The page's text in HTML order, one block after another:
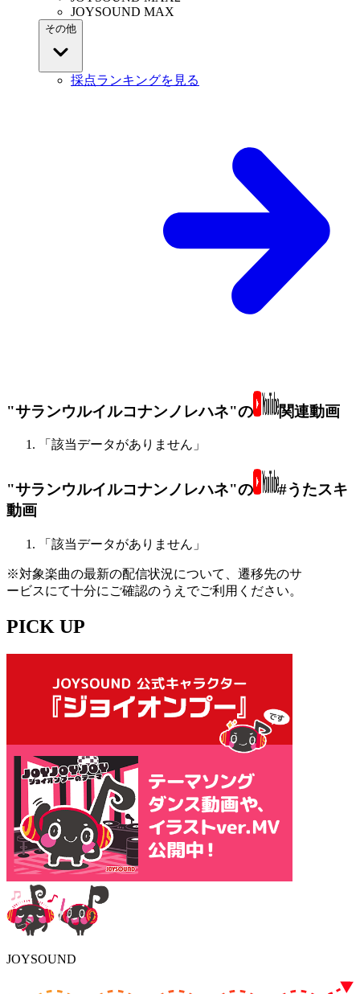
JOYSOUND MAX
その他
採点ランキングを見る
"サランウルイルコナンノレハネ"の 関連動画
「該当データがありません」
"サランウルイルコナンノレハネ"の
#うたスキ
動画
「該当データがありません」
※対象楽曲の最新の配信状況について、遷移先のサ
ービスにて十分にご確認のうえでご利用ください。
PICK UP
JOYSOUND